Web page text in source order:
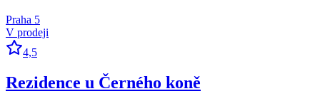
Praha 5
V prodeji
4,5
Rezidence u Černého koně